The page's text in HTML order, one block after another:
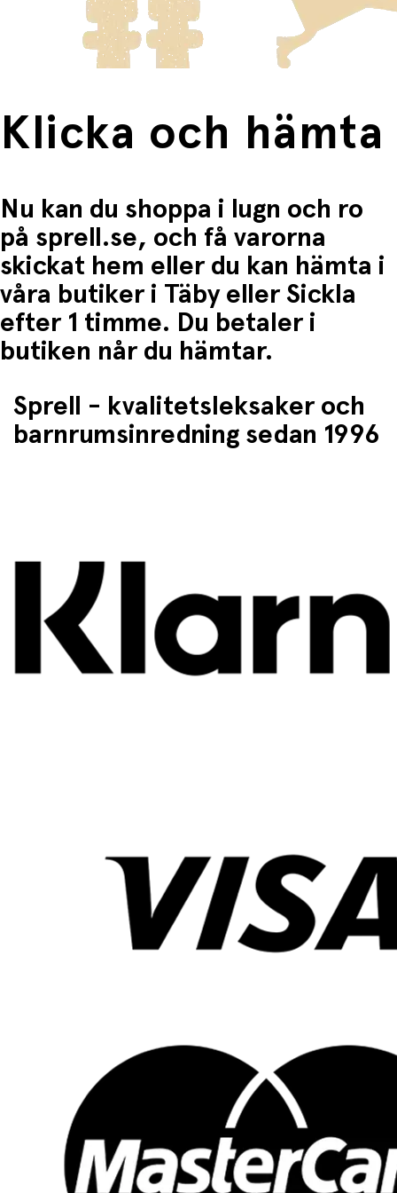
Fri frakt när du handlar för mer än 1500:-
Klicka och hämta
Nu kan du shoppa i lugn och ro
på sprell.se, och få varorna
skickat hem eller du kan hämta i
våra butiker i Täby eller Sickla
efter 1 timme. Du betaler i
butiken når du hämtar.
Sprell - kvalitetsleksaker och
barnrumsinredning sedan 1996